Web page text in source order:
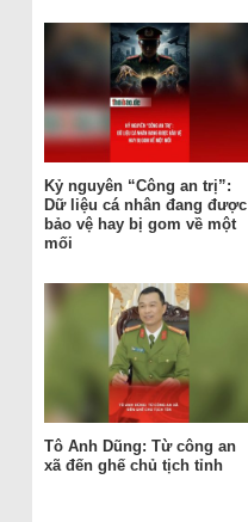
Kỷ nguyên “Công an trị”:
Dữ liệu cá nhân đang được
bảo vệ hay bị gom về một
mối
Tô Anh Dũng: Từ công an
xã đến ghế chủ tịch tỉnh